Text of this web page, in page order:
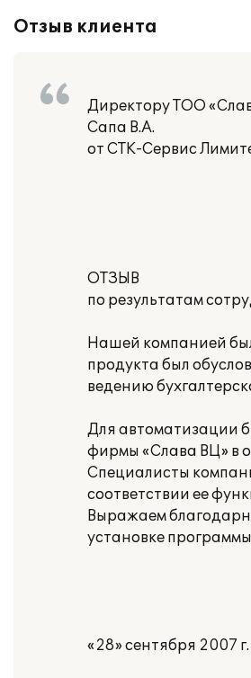
Отзыв клиента
Директору ТОО
Сапа В.А.
от СТК-Сервис
ОТЗЫВ
по результатам
Нашей компанией
продукта был
ведению
Для автоматизации
фирмы «Слава ВЦ» в
Специалисты
соответствии ее
Выражаем
установке
«28» сентября 2007 г.